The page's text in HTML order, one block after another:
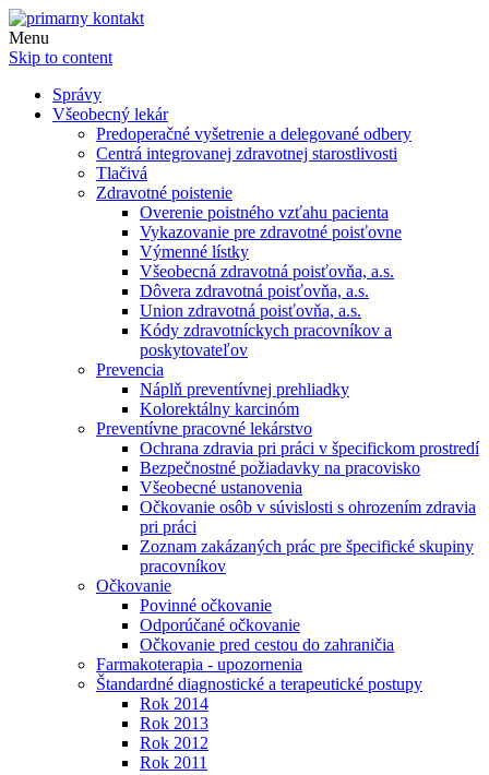
Menu
Skip to content
Správy
Všeobecný lekár
Predoperačné vyšetrenie a delegované odbery
Centrá integrovanej zdravotnej starostlivosti
Tlačivá
Zdravotné poistenie
Overenie poistného vzťahu pacienta
Vykazovanie pre zdravotné poisťovne
Výmenné lístky
Všeobecná zdravotná poisťovňa, a.s.
Dôvera zdravotná poisťovňa, a.s.
Union zdravotná poisťovňa, a.s.
Kódy zdravotníckych pracovníkov a
poskytovateľov
Prevencia
Náplň preventívnej prehliadky
Kolorektálny karcinóm
Preventívne pracovné lekárstvo
Ochrana zdravia pri práci v špecifickom prostredí
Bezpečnostné požiadavky na pracovisko
Všeobecné ustanovenia
Očkovanie osôb v súvislosti s ohrozením zdravia
pri práci
Zoznam zakázaných prác pre špecifické skupiny
pracovníkov
Očkovanie
Povinné očkovanie
Odporúčané očkovanie
Očkovanie pred cestou do zahraničia
Farmakoterapia - upozornenia
Štandardné diagnostické a terapeutické postupy
Rok 2014
Rok 2013
Rok 2012
Rok 2011